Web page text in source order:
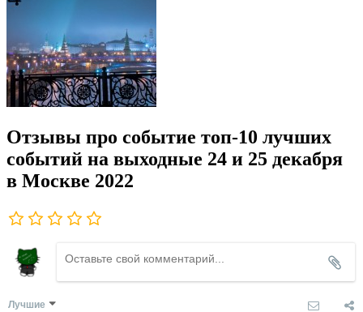
Отзывы про событие топ-10 лучших
событий на выходные 24 и 25 декабря
в Москве 2022
Лучшие